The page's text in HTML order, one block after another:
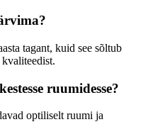
tagant, kuid see sõltub
ruumidesse?
optiliselt ruumi ja